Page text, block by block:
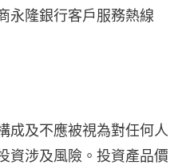
永隆銀行客戶服務熱線
成及不應被視為對任何人
資涉及風險。投資產品價